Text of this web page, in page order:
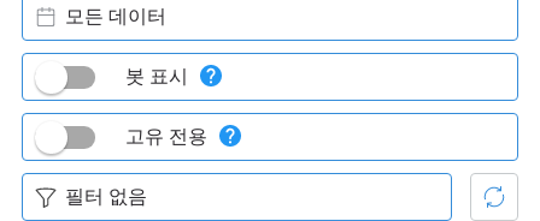
모든 데이터
봇 표시
고유 전용